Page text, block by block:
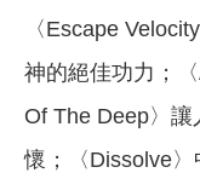
〈Escape
神的絕佳功力；
Of The Deep〉
懷；〈Dissolve